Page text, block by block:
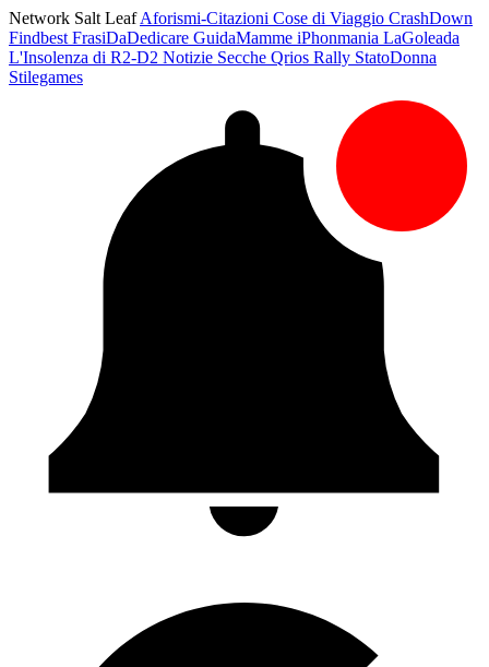
Network Salt LeafAforismi-Citazioni Cose di Viaggio CrashDown
Findbest FrasiDaDedicare GuidaMamme iPhonmania LaGoleada
L'Insolenza di R2-D2 Notizie Secche Qrios Rally StatoDonna
Stilegames